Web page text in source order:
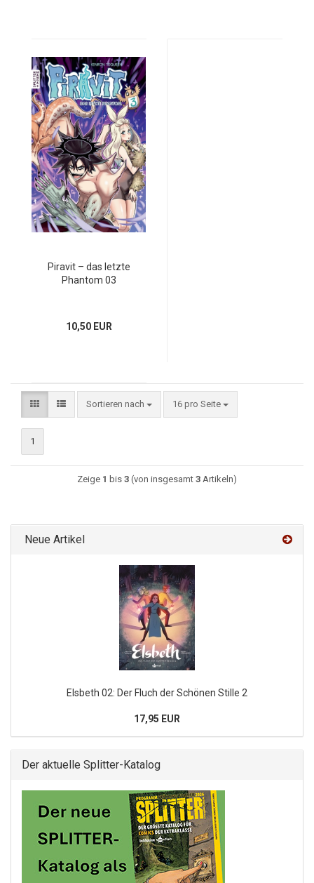
Piravit – das letzte
Phantom 03
10,50 EUR
Sortieren nach 16 pro Seite
1
Zeige 1 bis 3 (von insgesamt 3 Artikeln)
Neue Artikel
Elsbeth 02: Der Fluch der Schönen Stille 2
17,95 EUR
Der aktuelle Splitter-Katalog